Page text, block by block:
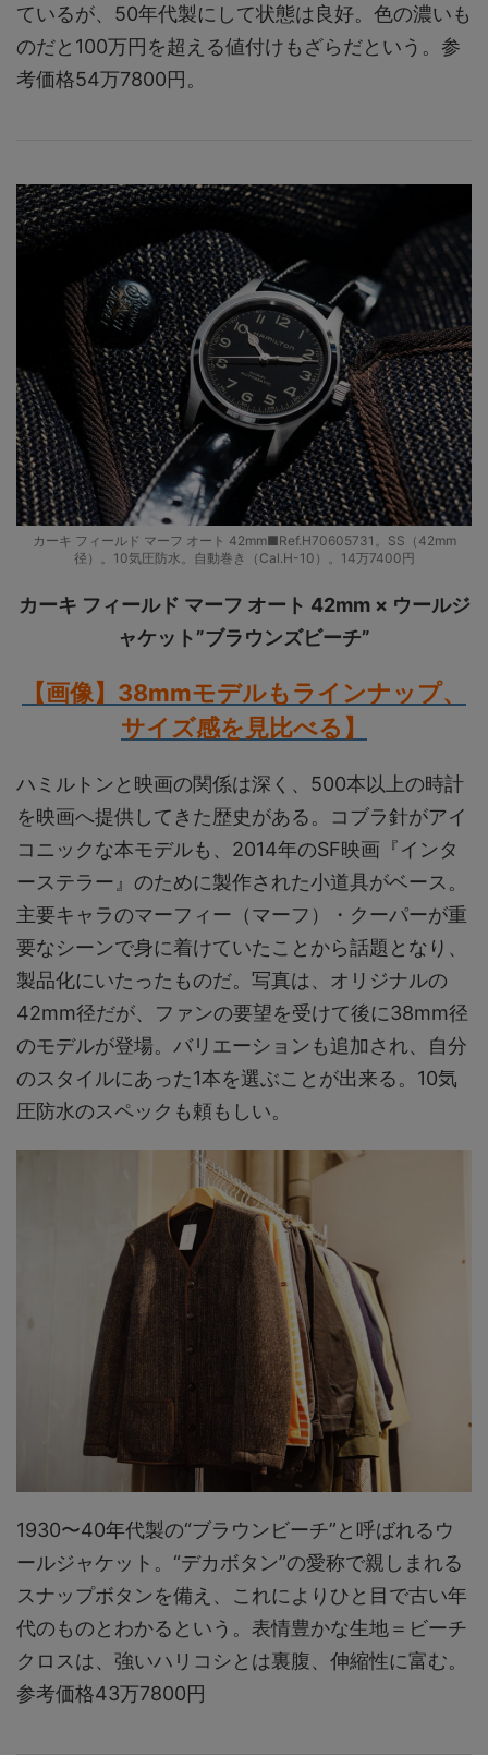
ているが、50年代製にして状態は良好。色の濃いも
のだと100万円を超える値付けもざらだという。参
考価格54万7800円。
カーキ フィールド マーフ オート 42mm■Ref.H70605731。SS（42mm
径）。10気圧防水。自動巻き（Cal.H-10）。14万7400円
カーキ フィールド マーフ オート 42mm × ウールジ
ャケット”ブラウンズビーチ”
【画像】38mmモデルもラインナップ、
サイズ感を見比べる】
ハミルトンと映画の関係は深く、500本以上の時計
を映画へ提供してきた歴史がある。コブラ針がアイ
コニックな本モデルも、2014年のSF映画『インタ
ーステラー』のために製作された小道具がベース。
主要キャラのマーフィー（マーフ）・クーパーが重
要なシーンで身に着けていたことから話題となり、
製品化にいたったものだ。写真は、オリジナルの
42mm径だが、ファンの要望を受けて後に38mm径
のモデルが登場。バリエーションも追加され、自分
のスタイルにあった1本を選ぶことが出来る。10気
圧防水のスペックも頼もしい。
1930〜40年代製の“ブラウンビーチ”と呼ばれるウ
ールジャケット。“デカボタン”の愛称で親しまれる
スナップボタンを備え、これによりひと目で古い年
代のものとわかるという。表情豊かな生地＝ビーチ
クロスは、強いハリコシとは裏腹、伸縮性に富む。
参考価格43万7800円